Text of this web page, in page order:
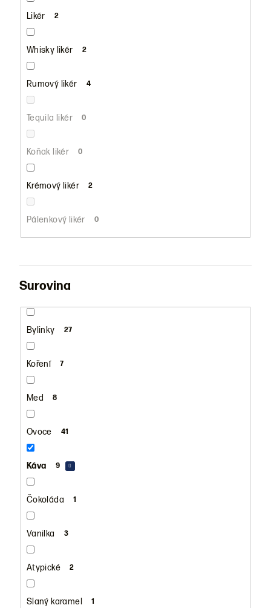
Likér 2
Whisky likér 2
Rumový likér 4
Tequila likér 0
Koňak likér 0
Krémový likér 2
Pálenkový likér 0
Surovina
Bylinky 27
Koření 7
Med 8
Ovoce 41
Káva 9
Čokoláda 1
Vanilka 3
Atypické 2
Slaný karamel 1